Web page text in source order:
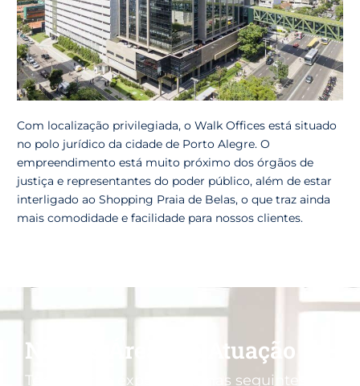
Com localização privilegiada, o Walk Offices está situado
no polo jurídico da cidade de Porto Alegre. O
empreendimento está muito próximo dos órgãos de
justiça e representantes do poder público, além de estar
interligado ao Shopping Praia de Belas, o que traz ainda
mais comodidade e facilidade para nossos clientes.
Nossas Áreas de Atuação
Temos larga experiência nas seguintes